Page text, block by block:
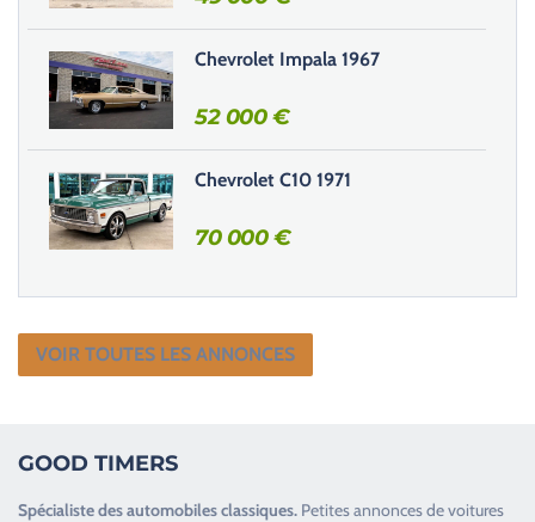
Chevrolet Impala 1967
52 000€
Chevrolet C10 1971
70 000€
VOIR TOUTES LES ANNONCES
GOOD TIMERS
Spécialiste desautomobiles classiques. Petites annonces devoitures